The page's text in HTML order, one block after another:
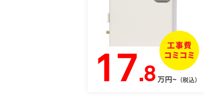
17.8 万円~ （税込）